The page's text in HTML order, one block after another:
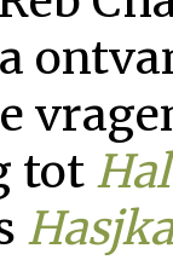
tot